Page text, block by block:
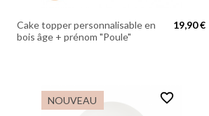
Cake topper personnalisable en
bois âge + prénom "Poule"
19,90 €
NOUVEAU favorite_border